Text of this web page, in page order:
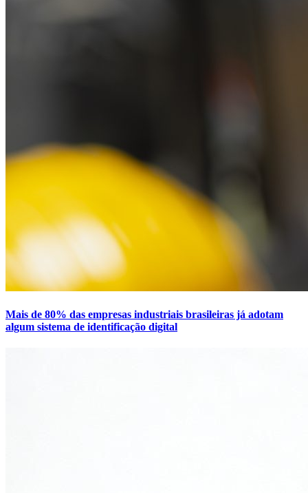
Mais de 80% das empresas industriais brasileiras já adotam
algum sistema de identificação digital